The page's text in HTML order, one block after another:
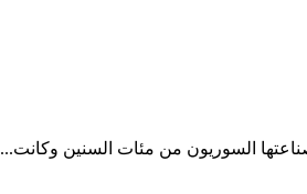
السوريون من مئات السنين وكانت...